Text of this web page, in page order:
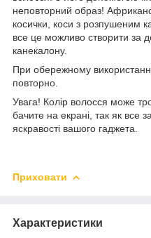
неповторний образ!
косички, коси з розпушеним
все це можливо створити за
канекалону.
При обережному
повторно.
Увага! Колір волосся може
бачите на екрані, так як все
яскравості вашого гаджета.
Приховати
Характеристики